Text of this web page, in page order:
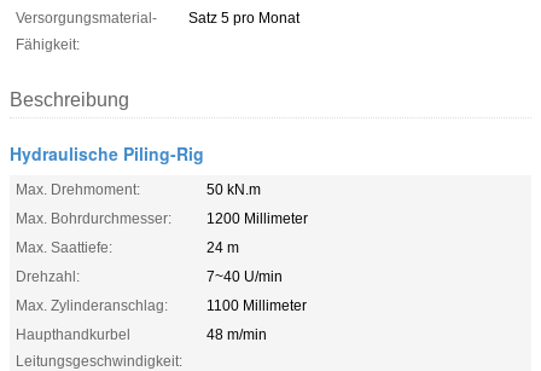
Versorgungsmaterial-
Fähigkeit:
Satz 5 pro Monat
Beschreibung
Hydraulische Piling-Rig
Max. Drehmoment:
50 kN.m
Max. Bohrdurchmesser:
1200 Millimeter
Max. Saattiefe:
24 m
Drehzahl:
7~40 U/min
Max. Zylinderanschlag:
1100 Millimeter
Haupthandkurbel
Leitungsgeschwindigkeit:
48 m/min